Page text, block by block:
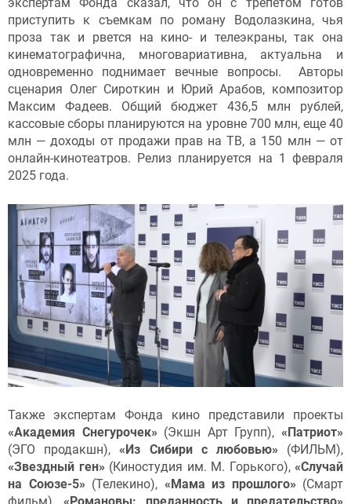
приступить к съемкам по роману Водолазкина, чья
проза так и рвется на кино- и телеэкраны, так она
кинематографична, многовариативна, актуальна и
одновременно поднимает вечные вопросы. Авторы
сценария Олег Сироткин и Юрий Арабов, композитор
Максим Фадеев. Общий бюджет 436,5 млн рублей,
кассовые сборы планируются на уровне 700 млн, еще 40
млн — доходы от продажи прав на ТВ, а 150 млн — от
онлайн-кинотеатров. Релиз планируется на 1 февраля
2025 года.
Также экспертам Фонда кино представили проекты
«Академия Снегурочек» (Экшн Арт Групп),«Патриот»
(ЭГО продакшн),«Из Сибири с любовью» (ФИЛЬМ),
«Звездный ген» (Киностудия им. М. Горького), «Случай
на Союзе-5» (Телекино), «Мама из прошлого» (Смарт